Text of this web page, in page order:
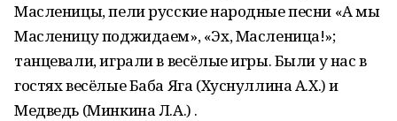
Масленицы, пели русские народные песни «А мы
Масленицу поджидаем», «Эх, Масленица!»;
танцевали, играли в весёлые игры. Были у нас в
гостях весёлые Баба Яга (Хуснуллина А.Х.) и
Медведь (Минкина Л.А.) .